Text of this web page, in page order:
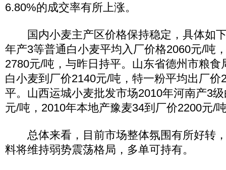
6.80%的成交率有所上涨。
国内小麦主产区价格保持稳定，具体如
年产3等普通白小麦平均入厂价格2060元/吨
2780元/吨，与昨日持平。山东省德州市粮食
白小麦到厂价2140元/吨，特一粉平均出厂价
平。山西运城小麦批发市场2010年河南产3
元/吨，2010年本地产豫麦34到厂价2200元/
总体来看，目前市场整体氛围有所好转
料将维持弱势震荡格局，多单可持有。